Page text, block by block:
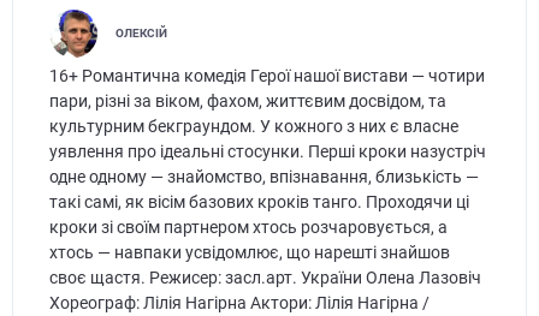
ОЛЕКСІЙ
16+ Романтична комедія Герої нашої вистави — чотири
пари, різні за віком, фахом, життєвим досвідом, та
культурним бекграундом. У кожного з них є власне
уявлення про ідеальні стосунки. Перші кроки назустріч
одне одному — знайомство, впізнавання, близькість —
такі самі, як вісім базових кроків танго. Проходячи ці
кроки зі своїм партнером хтось розчаровується, а
хтось — навпаки усвідомлює, що нарешті знайшов
своє щастя. Режисер: засл.арт. України Олена Лазовіч
Хореограф: Лілія Нагірна Актори: Лілія Нагірна /